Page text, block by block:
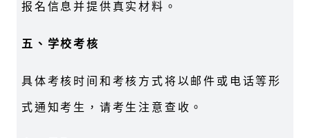
报名信息并提供真实材料。
五、学校考核
具体考核时间和考核方式将以邮件或电话等形
式通知考生，请考生注意查收。